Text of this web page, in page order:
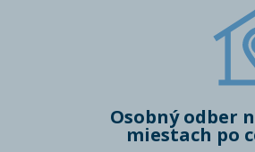
Osobný odber
miestach po